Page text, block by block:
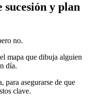
y plan
no.
mapa que dibuja alguien
día.
para asegurarse de que
clave.